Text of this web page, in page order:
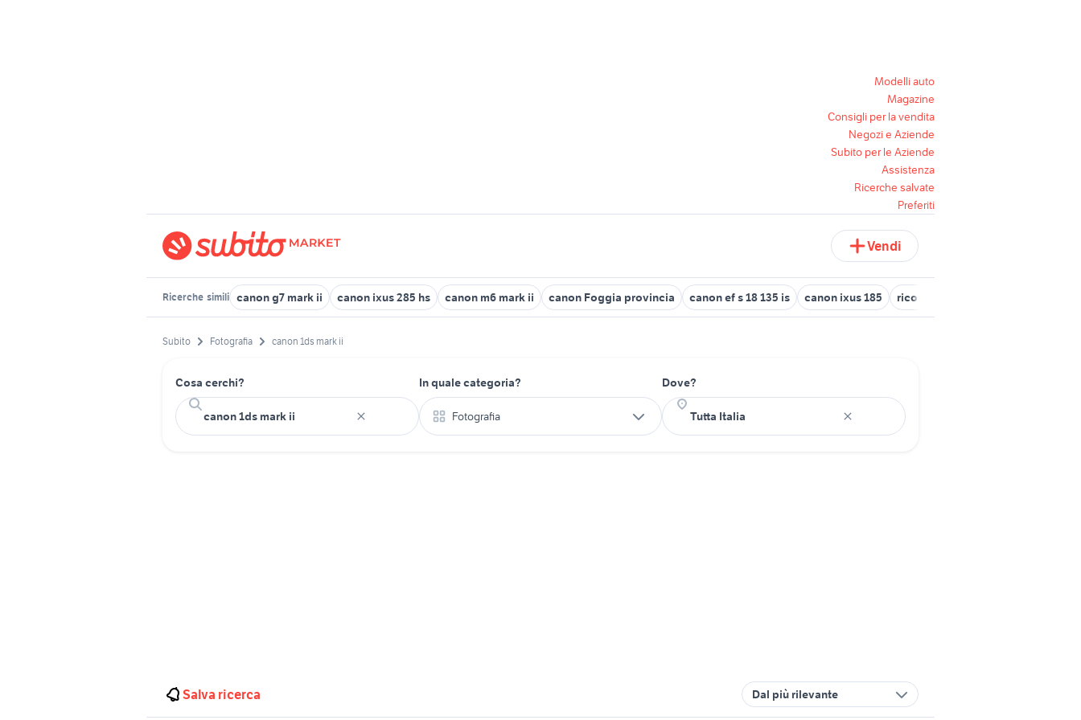
Modelli auto
Magazine
Consigli per la vendita
Negozi e Aziende
Subito per le Aziende
Assistenza
Ricerche salvate
Preferiti
Vendi
Ricerche simili canon g7 mark ii canon ixus 285 hs canon m6 mark ii canon Foggia provincia canon ef s 18 135 is canon ixus 185 ricoh gr ii
Subito Fotografia canon 1ds mark ii
Cosa cerchi? In quale categoria?
Fotografia
Dove?
Salva ricerca Dal più rilevante